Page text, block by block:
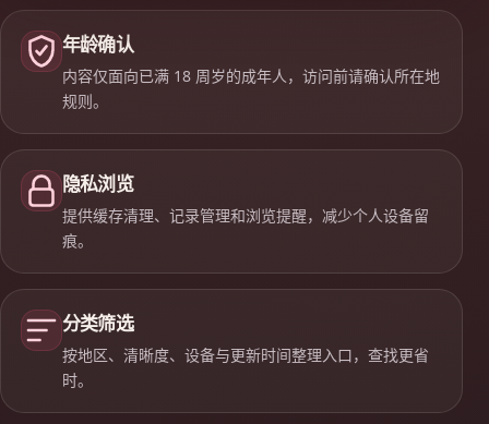
年龄确认
内容仅面向已满 18 周岁的成年人，访问前请确认所在地
规则。
隐私浏览
提供缓存清理、记录管理和浏览提醒，减少个人设备留
痕。
分类筛选
按地区、清晰度、设备与更新时间整理入口，查找更省
时。